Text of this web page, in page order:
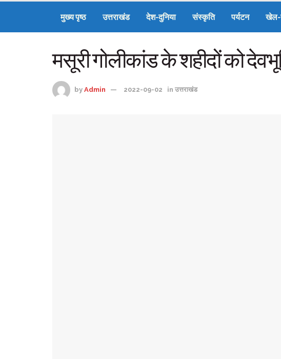
मुख्य पृष्ठ उत्तराखंड देश-दुनिया संस्कृति पर्यटन
मसूरी गोलीकांड के शहीदों को
by Admin 2022-09-02 in उत्तराखंड